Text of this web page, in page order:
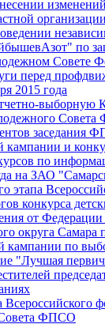
по
Совете
перед
2015 года
выборную
Совета
заседания
кампании и
по
на ЗАО
этапа
конкурса
от
округа Самара
по
"Лучшая
Совета ФПСО